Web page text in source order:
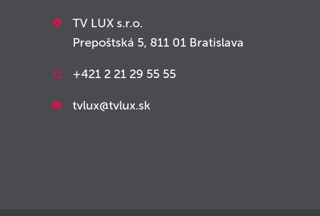
TV LUX s.r.o.
Prepoštská 5, 811 01 Bratislava
+421 2 21 29 55 55
tvlux@tvlux.sk